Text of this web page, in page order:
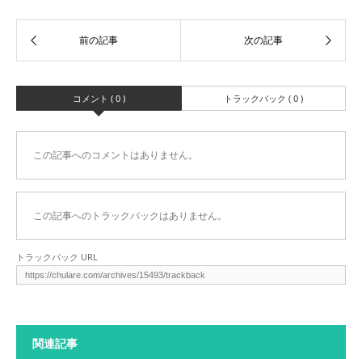
コメント ( 0 ) トラックバック ( 0 )
この記事へのコメントはありません。
この記事へのトラックバックはありません。
トラックバック URL
関連記事